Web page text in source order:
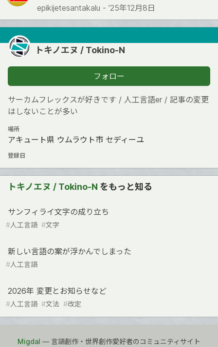
epikijetesantakalu - ’25年12月8日
トキノエヌ / Tokino-N
フォロー
サーカムフレックスが好きです / 人工言語er / 記事の変更
はしないことが多い
場所
アキュート県 ウムラウト市 セディーユ
登録日
トキノエヌ / Tokino-N をもっと知る
サンフィライ文字の成り立ち
#人工言語 #文字
新しい言語の案が浮かんでしまった
#人工言語
2026年 変更とお知らせなど
#人工言語 #文法 #改定
Migdal — 言語創作・世界創作愛好者のコミュニティサイト